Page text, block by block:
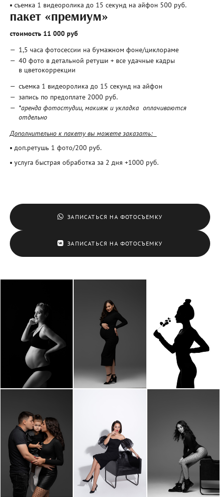
▪ съемка 1 видеоролика до 15 секунд на айфон 500 руб.
пакет «премиум»
стоимость 11 000 руб
1,5 часа фотосессии на бумажном фоне/циклораме
40 фото в детальной ретуши + все удачные кадры
в цветокоррекции
съемка 1 видеоролика до 15 секунд на айфон
запись по предоплате 2000 руб.
*аренда фотостудии, макияж и укладка оплачиваются
отдельно
Дополнительно к пакету вы можете заказать:
▪ доп.ретушь 1 фото/200 руб.
▪ услуга быстрая обработка за 2 дня +1000 руб.
ЗАПИСАТЬСЯ НА ФОТОСЪЕМКУ
ЗАПИСАТЬСЯ НА ФОТОСЪЕМКУ